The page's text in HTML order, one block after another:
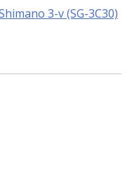
3-v (SG-3C30)